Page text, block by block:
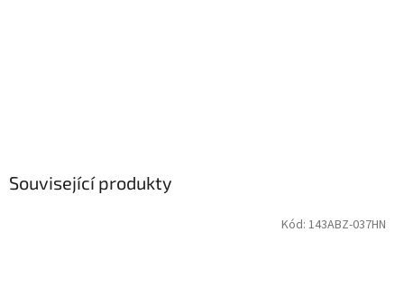
Související produkty
Kód: 143ABZ-037HN